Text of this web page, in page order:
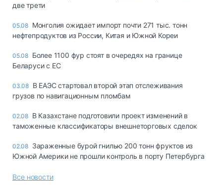
две трети
05.08 Монголия ожидает импорт почти 271 тыс. тонн
нефтепродуктов из России, Китая и Южной Кореи
05.08 Более 1100 фур стоят в очередях на границе
Беларуси с ЕС
03.08 В ЕАЭС стартовал второй этап отслеживания
грузов по навигационным пломбам
02.08 В Казахстане подготовили проект изменений в
таможенные классификаторы внешнеторговых сделок
02.08 Зараженные бурой гнилью 200 тонн фруктов из
Южной Америки не прошли контроль в порту Петербурга
Все новости